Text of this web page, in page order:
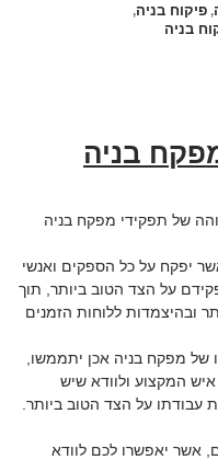
, פיקוח בניה,
בניה
בניה
של תפקידי מפקח בניה
יפקח על כל הספקים ואנשי
על הצד הטוב ביותר, תוך
ובהיצמדות ללוחות הזמנים
של מפקח בניה אכן יתממשו,
המקצוע ולוודא שיש
עבודתו על הצד הטוב ביותר.
אשר יאפשרו לכם לוודא